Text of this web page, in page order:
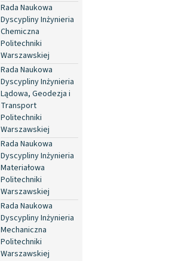
Rada Naukowa
Dyscypliny Inżynieria
Chemiczna
Politechniki
Warszawskiej
Rada Naukowa
Dyscypliny Inżynieria
Lądowa, Geodezja i
Transport
Politechniki
Warszawskiej
Rada Naukowa
Dyscypliny Inżynieria
Materiałowa
Politechniki
Warszawskiej
Rada Naukowa
Dyscypliny Inżynieria
Mechaniczna
Politechniki
Warszawskiej